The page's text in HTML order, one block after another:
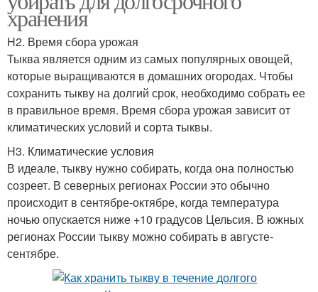
хранения
H2. Время сбора урожая
Тыква является одним из самых популярных овощей,
которые выращиваются в домашних огородах. Чтобы
сохранить тыкву на долгий срок, необходимо собрать ее
в правильное время. Время сбора урожая зависит от
климатических условий и сорта тыквы.
H3. Климатические условия
В идеале, тыкву нужно собирать, когда она полностью
созреет. В северных регионах России это обычно
происходит в сентябре-октябре, когда температура
ночью опускается ниже +10 градусов Цельсия. В южных
регионах России тыкву можно собирать в августе-
сентябре.